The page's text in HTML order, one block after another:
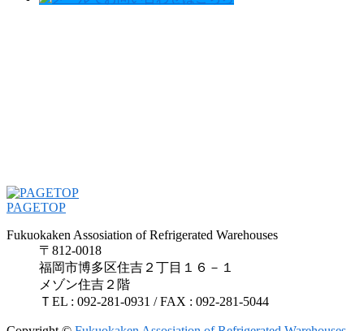
PAGETOP
Fukuokaken Assosiation of Refrigerated Warehouses
〒812-0018
福岡市博多区住吉２丁目１６－１
メゾン住吉２階
ＴEL : 092-281-0931 / FAX : 092-281-5044